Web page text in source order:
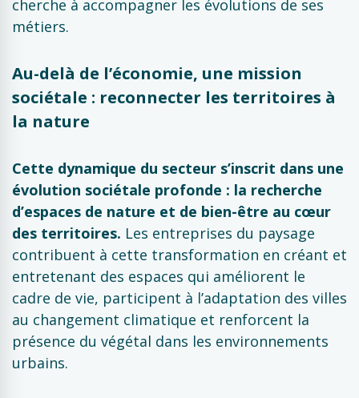
cherche à accompagner les évolutions de ses
métiers.
Au-delà de l’économie, une mission
sociétale : reconnecter les territoires à
la nature
Cette dynamique du secteur s’inscrit dans une
évolution sociétale profonde : la recherche
d’espaces de nature et de bien-être au cœur
des territoires. Les entreprises du paysage
contribuent à cette transformation en créant et
entretenant des espaces qui améliorent le
cadre de vie, participent à l’adaptation des villes
au changement climatique et renforcent la
présence du végétal dans les environnements
urbains.